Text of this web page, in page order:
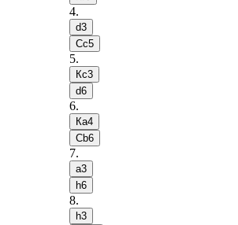
4.
d3
Сc5
5.
Кc3
d6
6.
Кa4
Сb6
7.
a3
h6
8.
h3